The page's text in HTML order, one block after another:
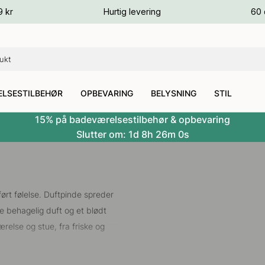
kr Hurtig levering 60
OPBEVARING BELYSNING STIL
15% på badeværelsestilbehør & opbevaring
Slutter om:1d 8h 25m 59s
følelse. Duftpinde spreder
behagelig duft og et blødt
og stue, fra friske og